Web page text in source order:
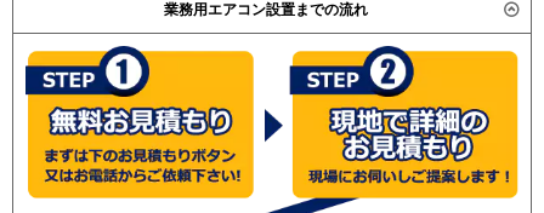
業務用エアコン設置までの流れ